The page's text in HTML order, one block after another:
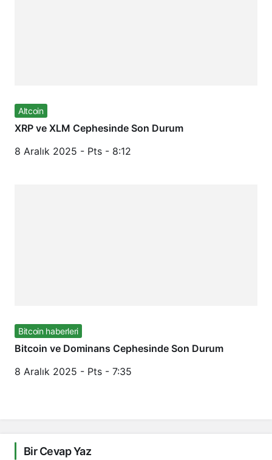
Altcoin
XRP ve XLM Cephesinde Son Durum
8 Aralık 2025 - Pts - 8:12
Bitcoin haberleri
Bitcoin ve Dominans Cephesinde Son Durum
8 Aralık 2025 - Pts - 7:35
Bir Cevap Yaz